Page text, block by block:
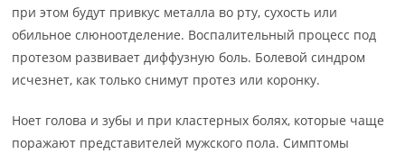
при этом будут привкус металла во рту, сухость или
обильное слюноотделение. Воспалительный процесс под
протезом развивает диффузную боль. Болевой синдром
исчезнет, как только снимут протез или коронку.
Ноет голова и зубы и при кластерных болях, которые чаще
поражают представителей мужского пола. Симптомы